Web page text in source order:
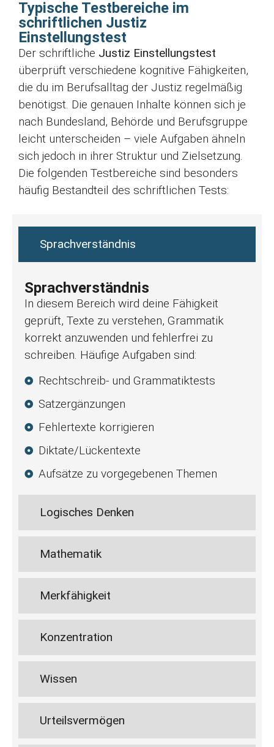
Typische Testbereiche im
schriftlichen Justiz
Einstellungstest
Der schriftliche Justiz Einstellungstest
überprüft verschiedene kognitive Fähigkeiten,
die du im Berufsalltag der Justiz regelmäßig
benötigst. Die genauen Inhalte können sich je
nach Bundesland, Behörde und Berufsgruppe
leicht unterscheiden – viele Aufgaben ähneln
sich jedoch in ihrer Struktur und Zielsetzung.
Die folgenden Testbereiche sind besonders
häufig Bestandteil des schriftlichen Tests:
Sprachverständnis
Logisches Denken
Mathematik
Merkfähigkeit
Konzentration
Wissen
Urteilsvermögen
Sprachverständnis
In diesem Bereich wird deine Fähigkeit
geprüft, Texte zu verstehen, Grammatik
korrekt anzuwenden und fehlerfrei zu
schreiben. Häufige Aufgaben sind:
Rechtschreib- und Grammatiktests
Satzergänzungen
Fehlertexte korrigieren
Diktate/Lückentexte
Aufsätze zu vorgegebenen Themen